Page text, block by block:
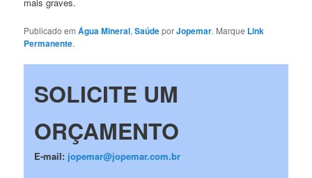
Publicado emÁgua Mineral,SaúdeporJopemar. Marque Link
Permanente.
SOLICITE UM
ORÇAMENTO
E-mail: jopemar@jopemar.com.br